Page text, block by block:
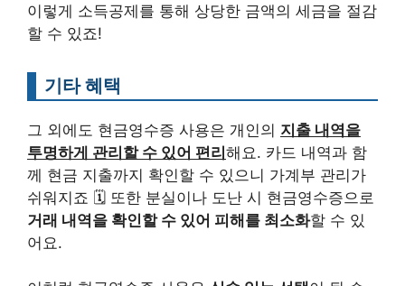
이렇게 소득공제를 통해 상당한 금액의 세금을 절감
할 수 있죠!
기타 혜택
그 외에도 현금영수증 사용은 개인의 지출 내역을
투명하게 관리할 수 있어 편리해요. 카드 내역과 함
께 현금 지출까지 확인할 수 있으니 가계부 관리가
쉬워지죠 🗓️ 또한 분실이나 도난 시 현금영수증으로
거래 내역을 확인할 수 있어 피해를 최소화할 수 있
어요.